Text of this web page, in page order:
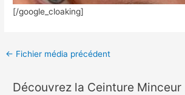
[/google_cloaking]
← Fichier média précédent
Découvrez la Ceinture Minceur